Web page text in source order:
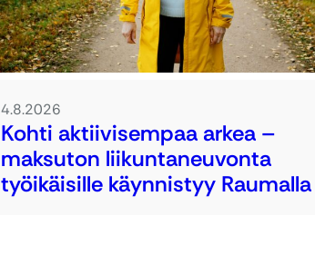
4.8.2026
Kohti aktiivisempaa arkea –
maksuton liikuntaneuvonta
työikäisille käynnistyy Raumalla